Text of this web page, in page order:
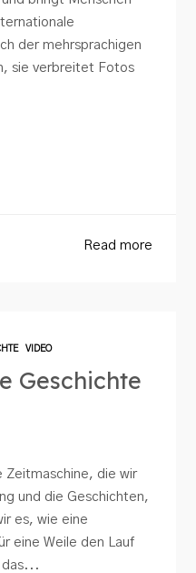
der mehrsprachigen
sie verbreitet Fotos
Read more
VIDEO
Geschichte
Zeitmaschine, die wir
und die Geschichten,
es, wie eine
eine Weile den Lauf
das...